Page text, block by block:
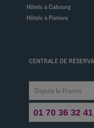
Hôtels à Cabourg
Hôtels à Poitiers
CENTRALE DE
Depuis la France
01 70 36 32 41